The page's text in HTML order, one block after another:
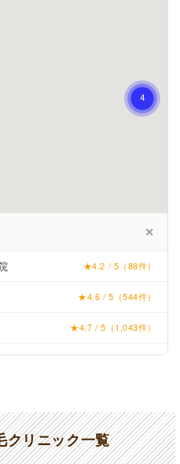
✕
★4.2 / 5（88件）
★4.6 / 5（544件）
★4.7 / 5（1,043件）
★4.1 / 5（150件）
★4.7 (23件)
★3.5 (56件)
クリニック一覧